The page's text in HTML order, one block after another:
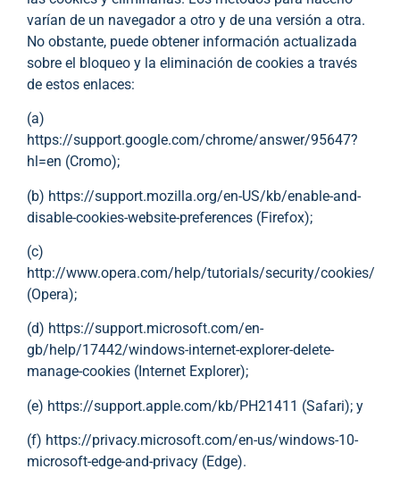
varían de un navegador a otro y de una versión a otra.
No obstante, puede obtener información actualizada
sobre el bloqueo y la eliminación de cookies a través
de estos enlaces:
(a)
https://support.google.com/chrome/answer/95647?
hl=en (Cromo);
(b) https://support.mozilla.org/en-US/kb/enable-and-
disable-cookies-website-preferences (Firefox);
(c)
http://www.opera.com/help/tutorials/security/cookies/
(Opera);
(d) https://support.microsoft.com/en-
gb/help/17442/windows-internet-explorer-delete-
manage-cookies (Internet Explorer);
(e) https://support.apple.com/kb/PH21411 (Safari); y
(f) https://privacy.microsoft.com/en-us/windows-10-
microsoft-edge-and-privacy (Edge).